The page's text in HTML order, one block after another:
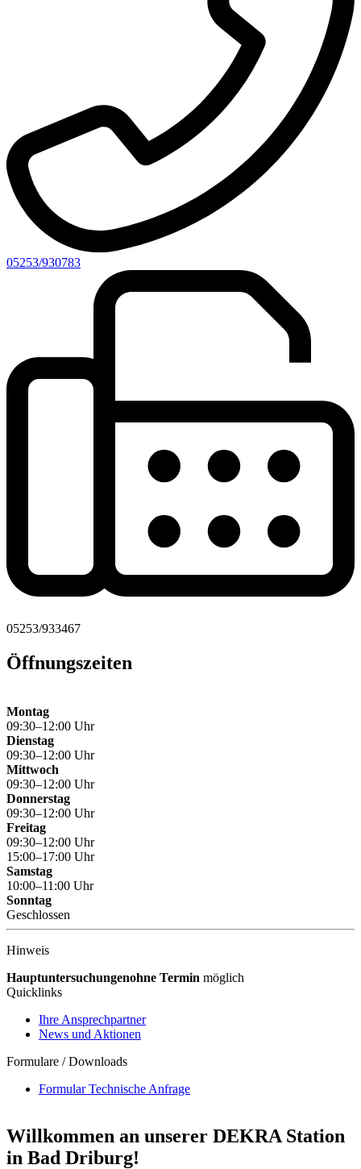
05253/930783
05253/933467
Öffnungszeiten
Montag
09:30–12:00 Uhr
Dienstag
09:30–12:00 Uhr
Mittwoch
09:30–12:00 Uhr
Donnerstag
09:30–12:00 Uhr
Freitag
09:30–12:00 Uhr
15:00–17:00 Uhr
Samstag
10:00–11:00 Uhr
Sonntag
Geschlossen
Hinweis
Hauptuntersuchungenohne Termin möglich
Quicklinks
Ihre Ansprechpartner
News und Aktionen
Formulare / Downloads
Formular Technische Anfrage
Willkommen an unserer DEKRA Station
in Bad Driburg!